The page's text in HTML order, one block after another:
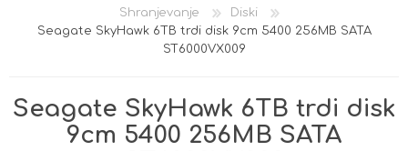
Shranjevanje
Diski
Seagate SkyHawk 6TB trdi disk 9cm 5400 256MB SATA
ST6000VX009
Seagate SkyHawk 6TB trdi disk
9cm 5400 256MB SATA